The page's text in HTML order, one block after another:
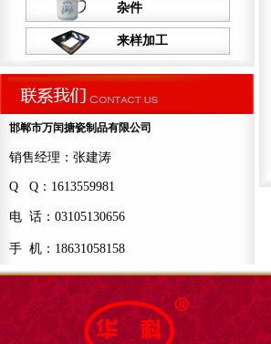
杂件
来样加工
邯郸市万闰搪瓷制品有限公司
销售经理：张建涛
Q Q：1613559981
电 话：03105130656
手 机：18631058158